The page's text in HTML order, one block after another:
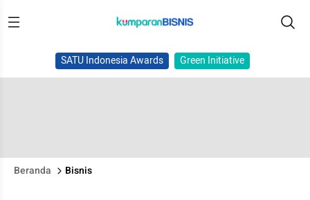
SATU Indonesia Awards Green Initiative
Beranda Bisnis